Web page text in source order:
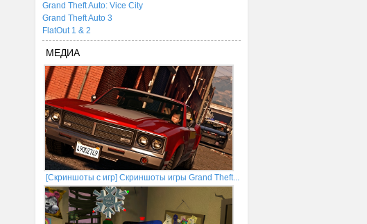
Grand Theft Auto: Vice City
Grand Theft Auto 3
FlatOut 1 & 2
МЕДИА
[Скриншоты с игр] Скриншоты игры Grand Theft...